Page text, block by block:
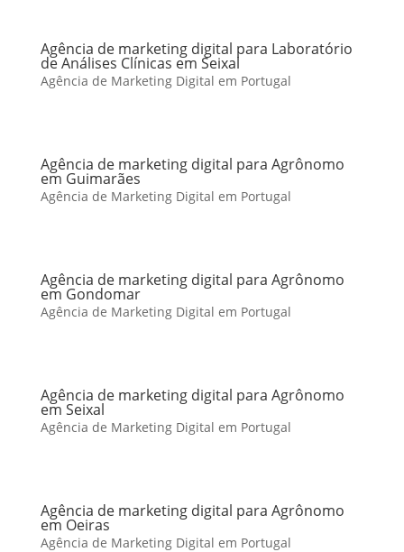
Agência de marketing digital para Laboratório
de Análises Clínicas em Seixal
Agência de Marketing Digital em Portugal
Agência de marketing digital para Agrônomo
em Guimarães
Agência de Marketing Digital em Portugal
Agência de marketing digital para Agrônomo
em Gondomar
Agência de Marketing Digital em Portugal
Agência de marketing digital para Agrônomo
em Seixal
Agência de Marketing Digital em Portugal
Agência de marketing digital para Agrônomo
em Oeiras
Agência de Marketing Digital em Portugal